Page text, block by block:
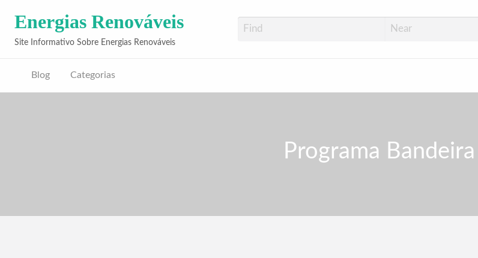
Energias Renováveis
Site Informativo Sobre Energias Renováveis
Blog Categorias
Programa Bandeira